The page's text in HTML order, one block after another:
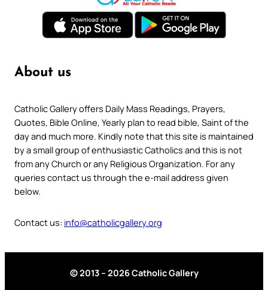
About us
Catholic Gallery offers Daily Mass Readings, Prayers,
Quotes, Bible Online, Yearly plan to read bible, Saint of the
day and much more. Kindly note that this site is maintained
by a small group of enthusiastic Catholics and this is not
from any Church or any Religious Organization. For any
queries contact us through the e-mail address given
below.
Contact us: info@catholicgallery.org
© 2013 – 2026 Catholic Gallery